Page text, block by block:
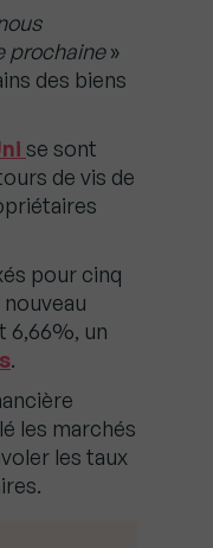
prochaine»
des biens
se sont
de vis de
pour cinq
6,66%, un
.
les marchés
les taux